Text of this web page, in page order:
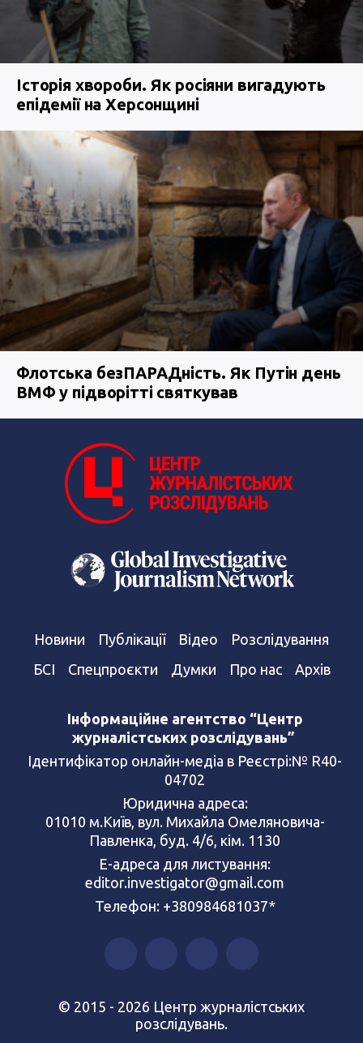
Історія хвороби. Як росіяни вигадують
епідемії на Херсонщині
Флотська безПАРАДність. Як Путін день
ВМФ у підворітті святкував
Новини Публікації Відео
Розслідування
БСІ
Спецпроєкти Думки Про нас Архів
Інформаційне агентство “Центр
журналістських розслідувань”
Ідентифікатор онлайн-медіа в Реєстрі:№ R40-
04702
Юридична адреса:
01010 м.Київ, вул. Михайла Омеляновича-
Павленка, буд. 4/6, кім. 1130
Е-адреса для листування:
editor.investigator@gmail.com
Телефон: +380984681037*
© 2015 - 2026 Центр журналістських
розслідувань.